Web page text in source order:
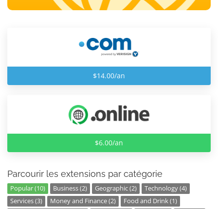
$14.00/an
$6.00/an
Parcourir les extensions par catégorie
Popular (10) Business (2) Geographic (2)
Technology (4)
Services (3)
Money and Finance (2)
Food and Drink (1)